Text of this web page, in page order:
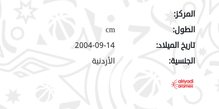
المركز:
الطول:
cm
تاريخ الميلاد:
2004-09-14
الجنسية:
الأردنية